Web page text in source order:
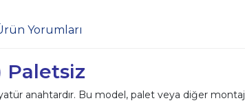
Yorumları
Paletsiz
anahtardır. Bu model, palet veya diğer montaj